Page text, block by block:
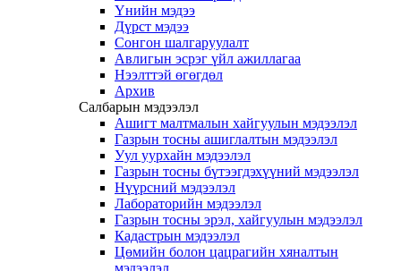
Үнийн мэдээ
Дүрст мэдээ
Сонгон шалгаруулалт
Авлигын эсрэг үйл ажиллагаа
Нээлттэй өгөгдөл
Архив
Салбарын мэдээлэл
Ашигт малтмалын хайгуулын мэдээлэл
Газрын тосны ашиглалтын мэдээлэл
Уул уурхайн мэдээлэл
Газрын тосны бүтээгдэхүүний мэдээлэл
Нүүрсний мэдээлэл
Лабораторийн мэдээлэл
Газрын тосны эрэл, хайгуулын мэдээлэл
Кадастрын мэдээлэл
Цөмийн болон цацрагийн хяналтын
мэдээлэл